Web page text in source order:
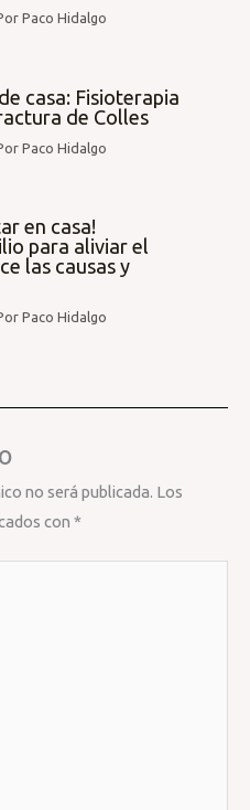
Paco Hidalgo
casa: Fisioterapia
de Colles
Paco Hidalgo
en casa!
para aliviar el
las causas y
Paco Hidalgo
no será publicada. Los
con *